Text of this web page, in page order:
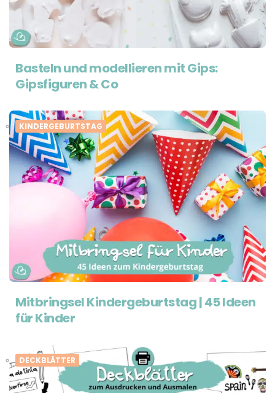
Basteln und modellieren mit Gips:
Gipsfiguren & Co
KINDERGEBURTSTAG
Mitbringsel Kindergeburtstag | 45 Ideen
für Kinder
DECKBLÄTTER